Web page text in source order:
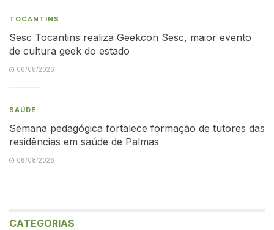
TOCANTINS
Sesc Tocantins realiza Geekcon Sesc, maior evento
de cultura geek do estado
06/08/2026
SAÚDE
Semana pedagógica fortalece formação de tutores das
residências em saúde de Palmas
06/08/2026
CATEGORIAS